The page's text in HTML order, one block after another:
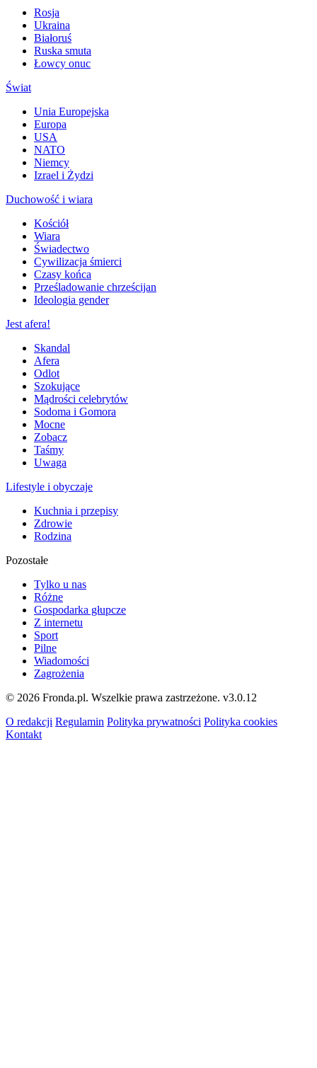
Rosja
Ukraina
Białoruś
Ruska smuta
Łowcy onuc
Świat
Unia Europejska
Europa
USA
NATO
Niemcy
Izrael i Żydzi
Duchowość i wiara
Kościół
Wiara
Świadectwo
Cywilizacja śmierci
Czasy końca
Prześladowanie chrześcijan
Ideologia gender
Jest afera!
Skandal
Afera
Odlot
Szokujące
Mądrości celebrytów
Sodoma i Gomora
Mocne
Zobacz
Taśmy
Uwaga
Lifestyle i obyczaje
Kuchnia i przepisy
Zdrowie
Rodzina
Pozostałe
Tylko u nas
Różne
Gospodarka głupcze
Z internetu
Sport
Pilne
Wiadomości
Zagrożenia
© 2026 Fronda.pl. Wszelkie prawa zastrzeżone. v3.0.12
O redakcji Regulamin Polityka prywatności Polityka cookies
Kontakt